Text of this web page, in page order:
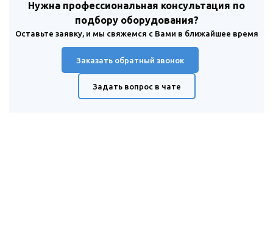
Нужна профессиональная консультация по
подбору оборудования?
Оставьте заявку, и мы свяжемся с Вами в ближайшее время
Заказать обратный звонок
Задать вопрос в чате